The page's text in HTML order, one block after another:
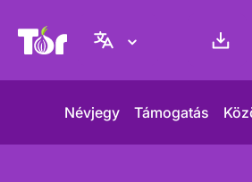
Tor Projekt weboldal
Névjegy Támogatás